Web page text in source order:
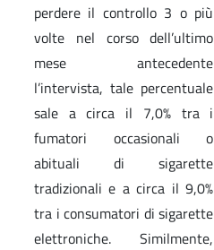
perdere il controllo 3 o più
volte nel corso dell’ultimo
mese antecedente
l’intervista, tale percentuale
sale a circa il 7,0% tra i
fumatori occasionali o
abituali di sigarette
tradizionali e a circa il 9,0%
tra i consumatori di sigarette
elettroniche. Similmente,